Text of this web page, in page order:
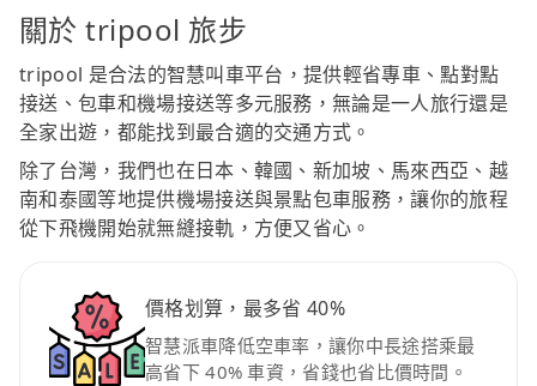
關於 tripool 旅步
tripool 是合法的智慧叫車平台，提供輕省專車、點對點
接送、包車和機場接送等多元服務，無論是一人旅行還是
全家出遊，都能找到最合適的交通方式。
除了台灣，我們也在日本、韓國、新加坡、馬來西亞、越
南和泰國等地提供機場接送與景點包車服務，讓你的旅程
從下飛機開始就無縫接軌，方便又省心。
價格划算，最多省 40%
智慧派車降低空車率，讓你中長途搭乘最
高省下 40% 車資，省錢也省比價時間。